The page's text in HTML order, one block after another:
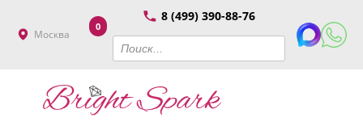
Москва
8 (499) 390-88-76
0